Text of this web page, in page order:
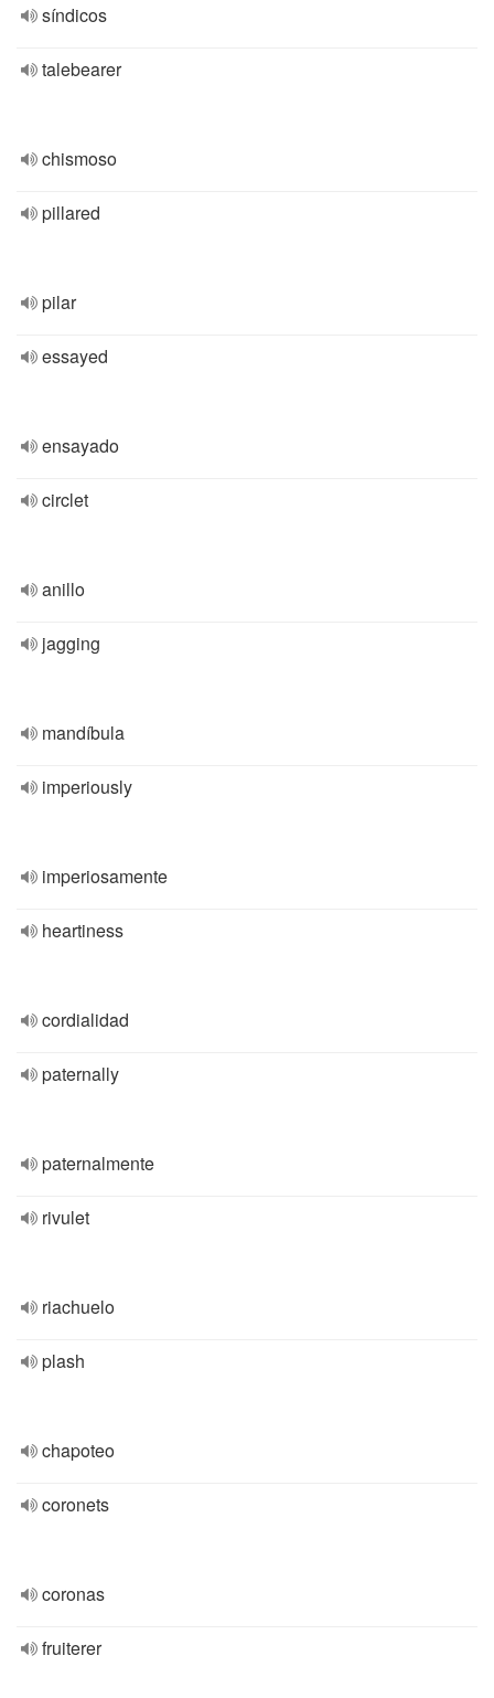
síndicos
talebearer
chismoso
pillared
pilar
essayed
ensayado
circlet
anillo
jagging
mandíbula
imperiously
imperiosamente
heartiness
cordialidad
paternally
paternalmente
rivulet
riachuelo
plash
chapoteo
coronets
coronas
fruiterer